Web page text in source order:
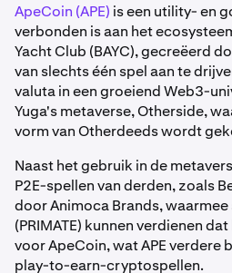
ApeCoin (APE) is een utility- en
verbonden is aan het
Yacht Club (BAYC), gecreëerd
van slechts één spel aan te
valuta in een groeiend Web3-
Yuga's metaverse, Otherside,
vorm van Otherdeeds wordt
Naast het gebruik in de
P2E-spellen van derden, zoals
door Animoca Brands,
(PRIMATE) kunnen verdienen
voor ApeCoin, wat APE verdere
play-to-earn-cryptospellen.